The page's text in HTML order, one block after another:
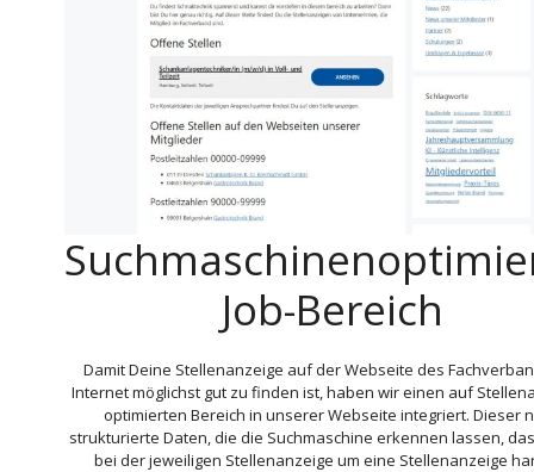
Job-Bereich
Damit Deine Stellenanzeige auf der Webseite des
Internet möglichst gut zu finden ist, haben wir einen auf
optimierten Bereich in unserer Webseite integriert. Dieser
strukturierte Daten, die die Suchmaschine erkennen lassen,
bei der jeweiligen Stellenanzeige um eine Stellenanzeige